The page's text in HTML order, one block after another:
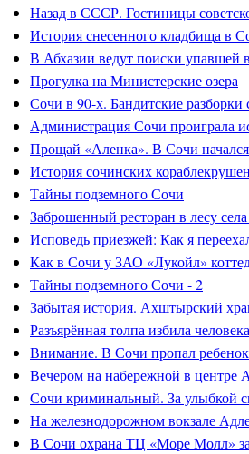
Назад в СССР. Гостиницы
История снесенного кладбища в
В Абхазии ведут поиски упавшей
Прогулка на Министерские озера
Сочи в 90-х. Бандитские разборки
Администрация Сочи проиграла
Прощай «Аленка». В Сочи начался
История сочинских
Тайны подземного Сочи
Заброшенный ресторан в лесу
Исповедь приезжей: Как я
Как в Сочи у ЗАО «Лукойл»
Тайны подземного Сочи - 2
Забытая история. Ахштырский
Разъярённая толпа избила
Внимание. В Сочи пропал ребенок
Вечером на набережной в центре
Сочи криминальный. За улыбкой
На железнодорожном вокзале
В Сочи охрана ТЦ «Море Молл»